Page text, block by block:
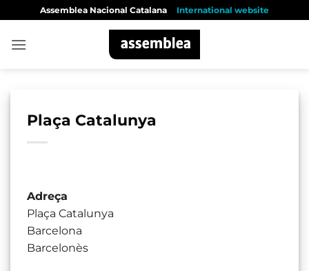
content
Assemblea Nacional Catalana International website
Plaça Catalunya
Adreça
Plaça Catalunya
Barcelona
Barcelonès